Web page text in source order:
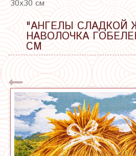
30х30 см
"АНГЕЛЫ СЛАДКОЙ
НАВОЛОЧКА
СМ